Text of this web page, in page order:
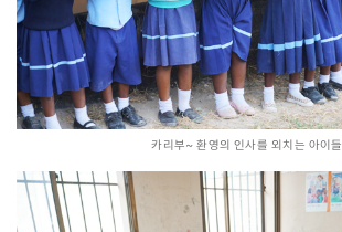
카리부~ 환영의 인사를 외치는 아이들